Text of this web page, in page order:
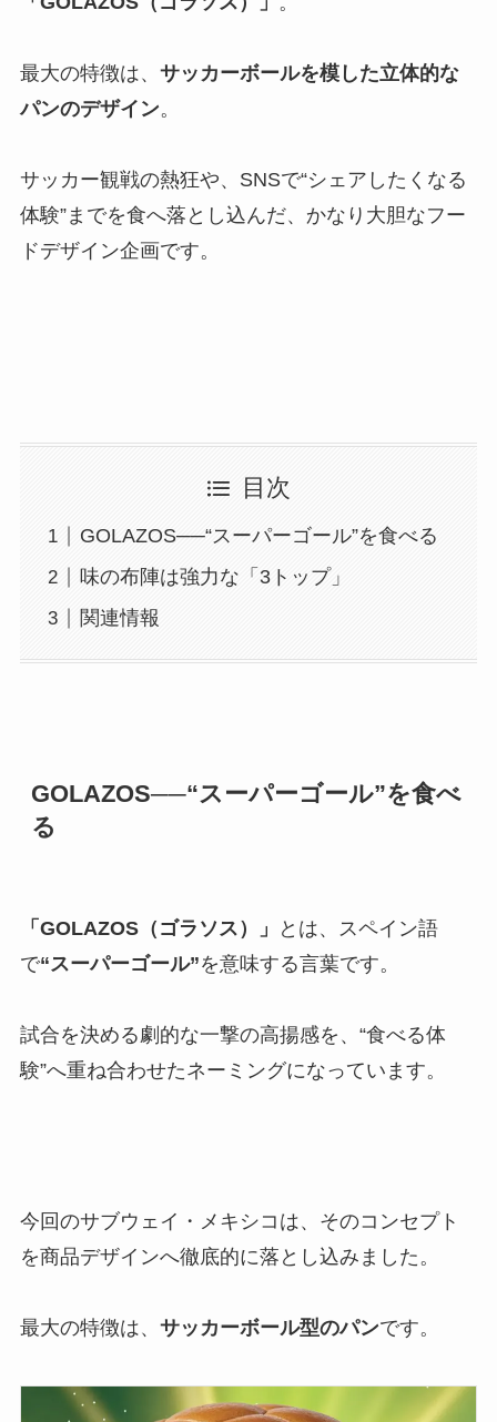
最大の特徴は、 サッカーボールを模した立体的な
パンのデザイン。
サッカー観戦の熱狂や、SNSで“シェアしたくなる
体験”までを食へ落とし込んだ、かなり大胆なフー
ドデザイン企画です。
目次
GOLAZOS──“スーパーゴール”を食べる
味の布陣は強力な「3トップ」
関連情報
GOLAZOS──“スーパーゴール”を食べ
る
「 GOLAZOS（ゴラソス）」
とは、スペイン語
で“スーパーゴール”を意味する言葉です。
試合を決める劇的な一撃の高揚感を、“食べる体
験”へ重ね合わせたネーミングになっています。
今回のサブウェイ・メキシコは、そのコンセプト
を商品デザインへ徹底的に落とし込みました。
最大の特徴は、 サッカーボール型のパンです。